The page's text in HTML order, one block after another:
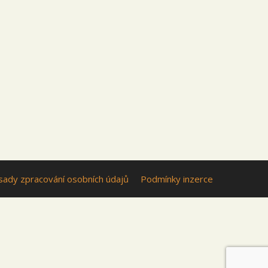
zpracování osobních údajů Podmínky inzerce